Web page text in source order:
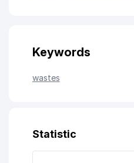
Keywords
wastes
Statistic